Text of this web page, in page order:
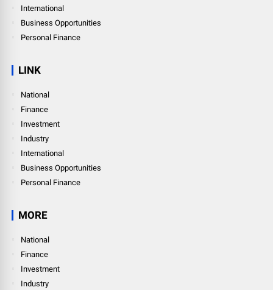
International
Business Opportunities
Personal Finance
LINK
National
Finance
Investment
Industry
International
Business Opportunities
Personal Finance
MORE
National
Finance
Investment
Industry